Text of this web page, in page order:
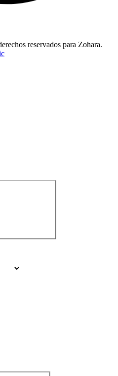
reservados para Zohara.